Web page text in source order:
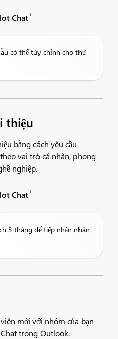
Chat 1
có thể tùy chỉnh cho thư
thiệu
bằng cách yêu cầu
vai trò cá nhân, phong
nghiệp.
Chat 1
3 tháng để tiếp nhận nhân
mới với nhóm của bạn
trong Outlook.